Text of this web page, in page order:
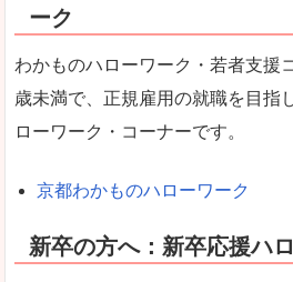
ーク
わかものハローワーク・若者支援
歳未満で、正規雇用の就職を目指
ローワーク・コーナーです。
京都わかものハローワーク
新卒の方へ：新卒応援ハ